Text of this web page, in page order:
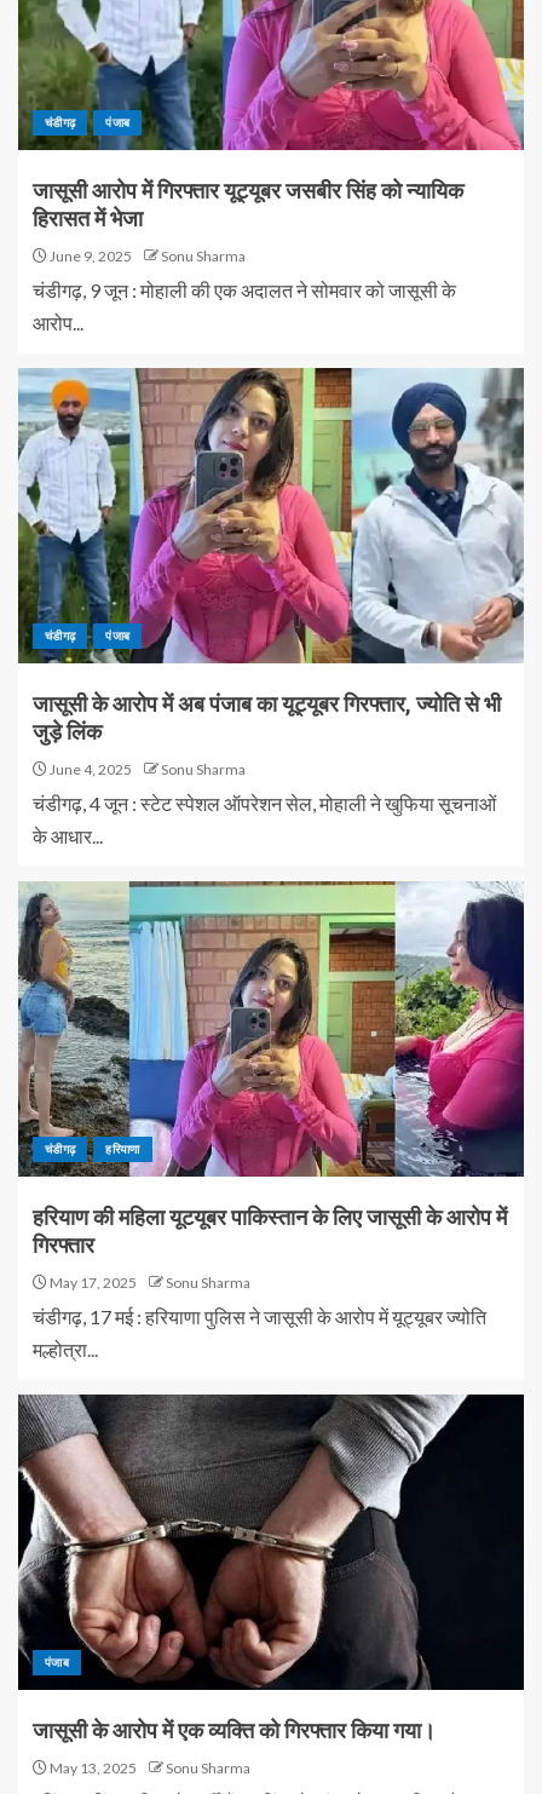
चंडीगढ़ पंजाब
जासूसी आरोप में गिरफ्तार यूट्यूबर जसबीर सिंह को न्यायिक
हिरासत में भेजा
June 9, 2025 Sonu Sharma
चंडीगढ़, 9 जून : मोहाली की एक अदालत ने सोमवार को जासूसी के
आरोप...
चंडीगढ़ पंजाब
जासूसी के आरोप में अब पंजाब का यूट्यूबर गिरफ्तार, ज्योति से भी
जुड़े लिंक
June 4, 2025 Sonu Sharma
चंडीगढ़, 4 जून : स्टेट स्पेशल ऑपरेशन सेल, मोहाली ने खुफिया सूचनाओं
के आधार...
चंडीगढ़ हरियाणा
हरियाण की महिला यूटयूबर पाकिस्तान के लिए जासूसी के आरोप में
गिरफ्तार
May 17, 2025 Sonu Sharma
चंडीगढ़, 17 मई : हरियाणा पुलिस ने जासूसी के आरोप में यूट्यूबर ज्योति
मल्होत्रा...
पंजाब
जासूसी के आरोप में एक व्यक्ति को गिरफ्तार किया गया।
May 13, 2025 Sonu Sharma